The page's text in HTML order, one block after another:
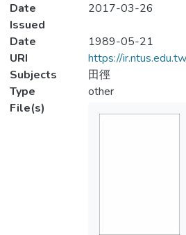
Date
Issued
2017-03-26
Date
1989-05-21
URI
https://
Subjects
田徑
Type
other
File(s)